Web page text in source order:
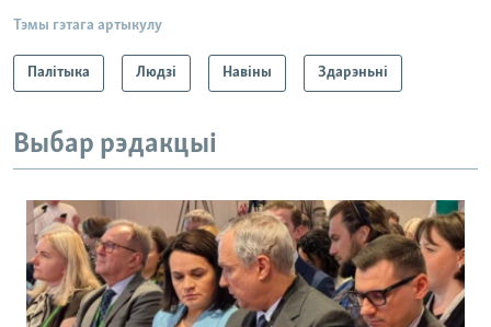
Тэмы гэтага артыкулу
Палітыка Людзі Навіны Здарэньні
Выбар рэдакцыі